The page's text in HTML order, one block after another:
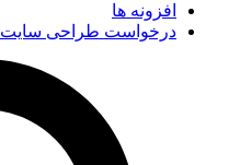
افزونه ها
درخواست طراحی سایت